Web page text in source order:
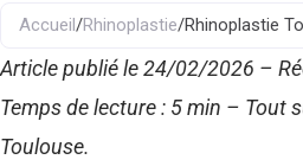
Accueil/Rhinoplastie/Rhinoplastie
Article publié le 24/02/2026 –
Temps de lecture : 5 min – Tout
Toulouse.